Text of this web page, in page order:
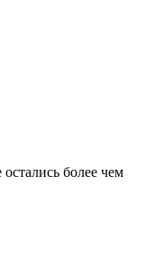
более чем